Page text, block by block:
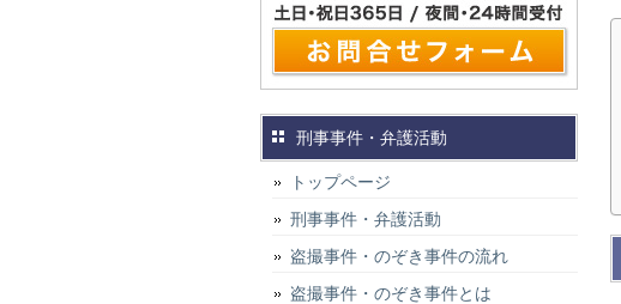
刑事事件・弁護活動
トップページ
刑事事件・弁護活動
盗撮事件・のぞき事件の流れ
盗撮事件・のぞき事件とは